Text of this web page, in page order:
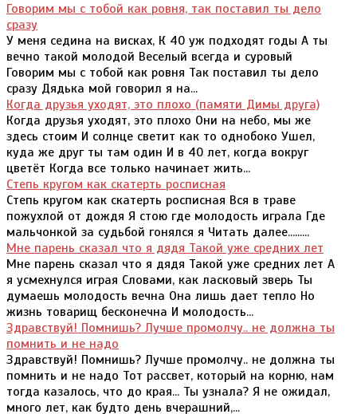
Говорим мы с тобой как ровня, так поставил ты дело
сразу
У меня седина на висках, К 40 уж подходят годы А ты
вечно такой молодой Веселый всегда и суровый
Говорим мы с тобой как ровня Так поставил ты дело
сразу Дядька мой говорил я на...
Когда друзья уходят, это плохо (памяти Димы друга)
Когда друзья уходят, это плохо Они на небо, мы же
здесь стоим И солнце светит как то однобоко Ушел,
куда же друг ты там один И в 40 лет, когда вокруг
цветёт Когда все только начинает жить...
Степь кругом как скатерть росписная
Степь кругом как скатерть росписная Вся в траве
пожухлой от дождя Я стою где молодость играла Где
мальчонкой за судьбой гонялся я Читать далее.........
Мне парень сказал что я дядя Такой уже средних лет
Мне парень сказал что я дядя Такой уже средних лет А
я усмехнулся играя Словами, как ласковый зверь Ты
думаешь молодость вечна Она лишь дает тепло Но
жизнь товарищ бесконечна И молодость...
Здравствуй! Помнишь? Лучше промолчу.. не должна ты
помнить и не надо
Здравствуй! Помнишь? Лучше промолчу.. не должна ты
помнить и не надо Тот рассвет, который на корню, нам
тогда казалось, что до края... Ты узнала? Я не ожидал,
много лет, как будто день вчерашний,...